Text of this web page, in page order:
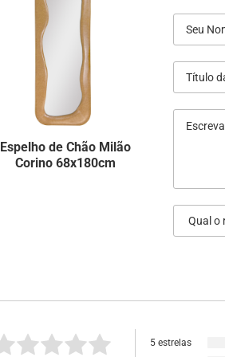
Espelho de Chão Milão
Corino 68x180cm
5 estrelas